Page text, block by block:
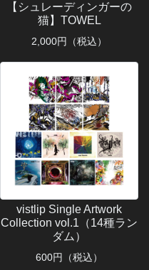
【シュレーディンガーの
猫】TOWEL
2,000円（税込）
vistlip Single Artwork
Collection vol.1（14種ラン
ダム）
600円（税込）